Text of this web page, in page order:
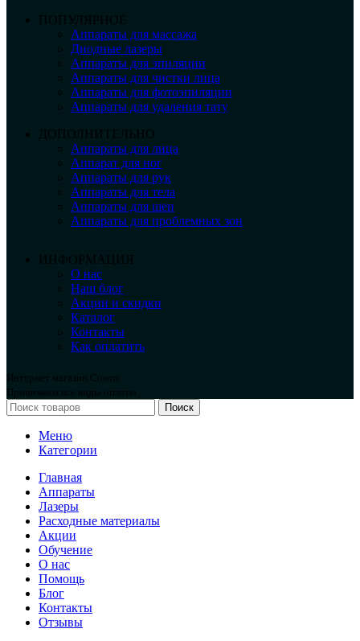
ПОПУЛЯРНОЕ
Аппараты для массажа
Диодные лазеры
Аппараты для эпиляции
Аппараты для чистки лица
Аппараты для фотоэпиляции
Аппараты для удаления тату
ДОПОЛНИТЕЛЬНО
Аппараты для лица
Аппарат для ног
Аппараты для рук
Аппараты для тела
Аппараты для шеи
Аппараты для проблемных зон
ИНФОРМАЦИЯ
О нас
Наш блог
Акции и скидки
Каталог
Контакты
Как оплатить
Интернет магазин Cosmo
Принимаем все виды оплаты.
Поиск
Меню
Категории
Главная
Аппараты
Лазеры
Расходные материалы
Акции
Обучение
О нас
Помощь
Блог
Контакты
Отзывы